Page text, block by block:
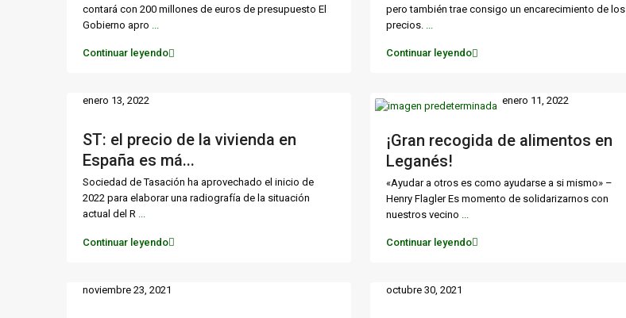
contará con 200 millones de euros de presupuesto El
Gobierno apro ...
Continuar leyendo
pero también trae consigo un encarecimiento de los
precios. ...
Continuar leyendo
ST: el precio de la vivienda en
España es má...
enero 13, 2022
Sociedad de Tasación ha aprovechado el inicio de
2022 para elaborar una radiografía de la situación
actual del R ...
Continuar leyendo
¡Gran recogida de alimentos en
Leganés!
enero 11, 2022
«Ayudar a otros es como ayudarse a si mismo» –
Henry Flagler Es momento de solidarizarnos con
nuestros vecino
Continuar leyendo
noviembre 23, 2021 octubre 30, 2021